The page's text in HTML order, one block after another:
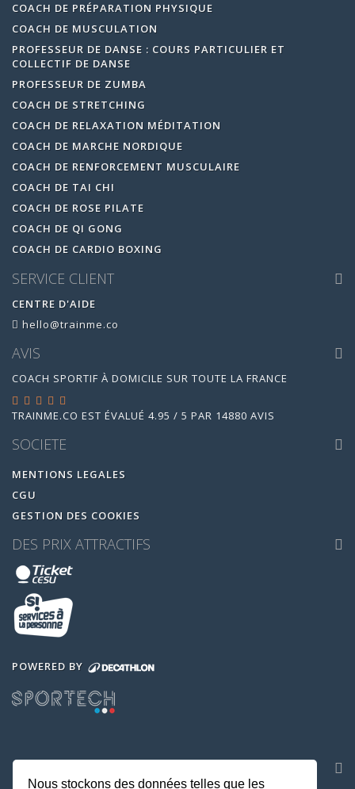
COACH DE PRÉPARATION PHYSIQUE
COACH DE MUSCULATION
PROFESSEUR DE DANSE : COURS PARTICULIER ET
COLLECTIF DE DANSE
PROFESSEUR DE ZUMBA
COACH DE STRETCHING
COACH DE RELAXATION MÉDITATION
COACH DE MARCHE NORDIQUE
COACH DE RENFORCEMENT MUSCULAIRE
COACH DE TAI CHI
COACH DE ROSE PILATE
COACH DE QI GONG
COACH DE CARDIO BOXING
SERVICE CLIENT
CENTRE D'AIDE
hello@trainme.co
AVIS
COACH SPORTIF À DOMICILE SUR TOUTE LA FRANCE
TRAINME.CO EST ÉVALUÉ 4.95 / 5 PAR 14880 AVIS
SOCIETE
MENTIONS LEGALES
CGU
GESTION DES COOKIES
DES PRIX ATTRACTIFS
POWERED BY
Nous stockons des données telles que les